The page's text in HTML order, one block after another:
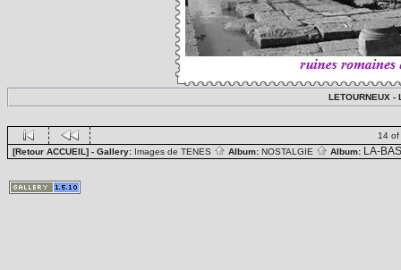
LETOURNEUX
14 of
[Retour ACCUEIL] - Gallery: Images de TENES Album: NOSTALGIE Album: LA-BAS